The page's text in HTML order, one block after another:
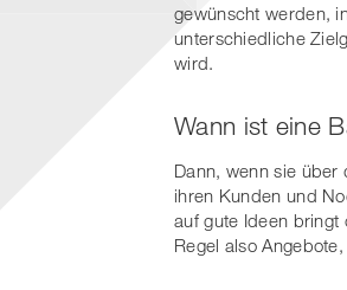
gewünscht werden,
unterschiedliche
wird.
Wann ist eine
Dann, wenn sie über
ihren Kunden und
auf gute Ideen bringt
Regel also